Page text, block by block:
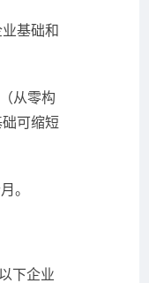
基础和
从零构
可缩短
。
下企业